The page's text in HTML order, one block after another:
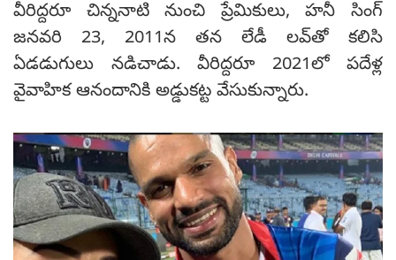
వీరిద్దరూ చిన్ననాటి నుంచి ప్రేమికులు, హనీ సింగ్
జనవరి 23, 2011న తన లేడీ లవ్‌తో కలిసి
ఏడడుగులు నడిచాడు. వీరిద్దరూ 2021లో పదేళ్ల
వైవాహిక ఆనందానికి అడ్డుకట్ట వేసుకున్నారు.